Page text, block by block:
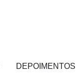
DEPOIMENTOS